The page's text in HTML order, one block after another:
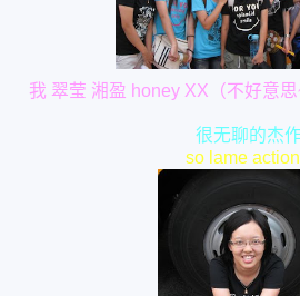
我 翠莹 湘盈 honey XX（不好意
很无聊的杰
so lame